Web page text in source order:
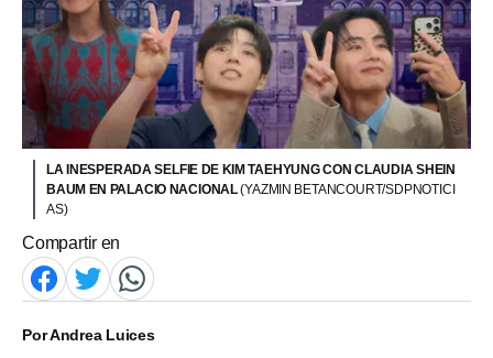
LA INESPERADA SELFIE DE KIM TAEHYUNG CON CLAUDIA SHEIN
BAUM EN PALACIO NACIONAL(YAZMIN BETANCOURT/SDPNOTICI
AS)
Compartir en
PorAndrea Luices